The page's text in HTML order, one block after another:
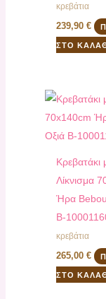
κρεβάτια
239,90€
ΣΤΟ
Κρεβατάκι
Λίκνισμα
Ήρα
B-
κρεβάτια
265,00€
ΣΤΟ